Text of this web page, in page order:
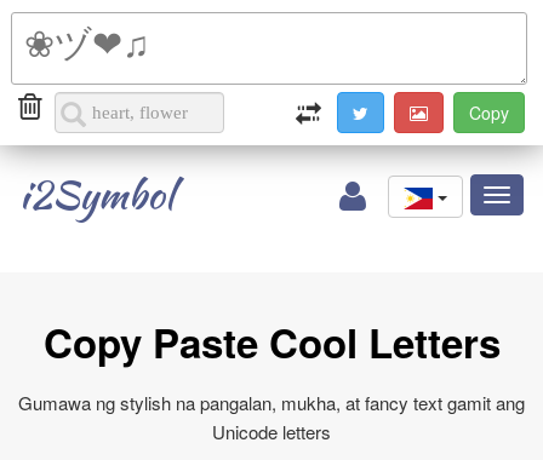
i2Symbol
Copy Paste Cool Letters
Gumawa ng stylish na pangalan, mukha, at fancy text gamit ang
Unicode letters